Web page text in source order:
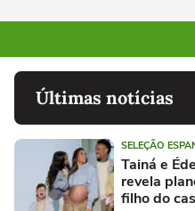
Últimas notícias
SELEÇÃO
Tainá e
revela
filho do